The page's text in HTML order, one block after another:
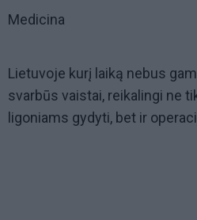
Medicina
Lietuvoje kurį laiką nebus
svarbūs vaistai, reikalingi ne
ligoniams gydyti, bet ir